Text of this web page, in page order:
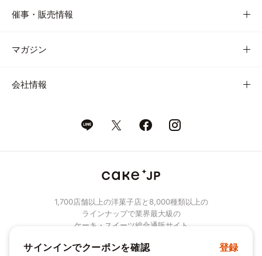
催事・販売情報
マガジン
会社情報
1,700店舗以上の洋菓子店と8,000種類以上の
ラインナップで業界最大級の
ケーキ・スイーツ総合通販サイト
© Cake.jp Co., Ltd.
サインインでクーポンを確認 登録